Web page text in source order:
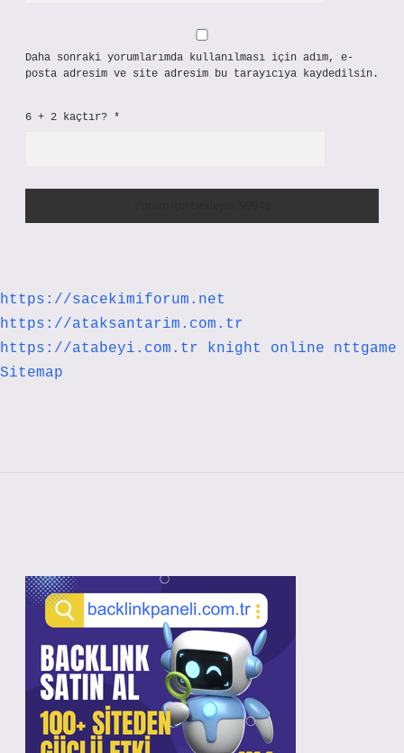
Daha sonraki yorumlarımda kullanılması için adım, e-
posta adresim ve site adresim bu tarayıcıya kaydedilsin.
6 + 2 kaçtır? *
https://sacekimiforum.net
https://ataksantarim.com.tr
https://atabeyi.com.tr
knight online
nttgame
Sitemap